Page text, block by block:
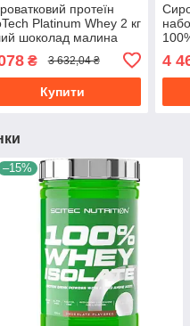
протеїн
Platinum Whey 2 кг
шоколад малина
₴ 3 632,04 ₴
Купити
4
–15%